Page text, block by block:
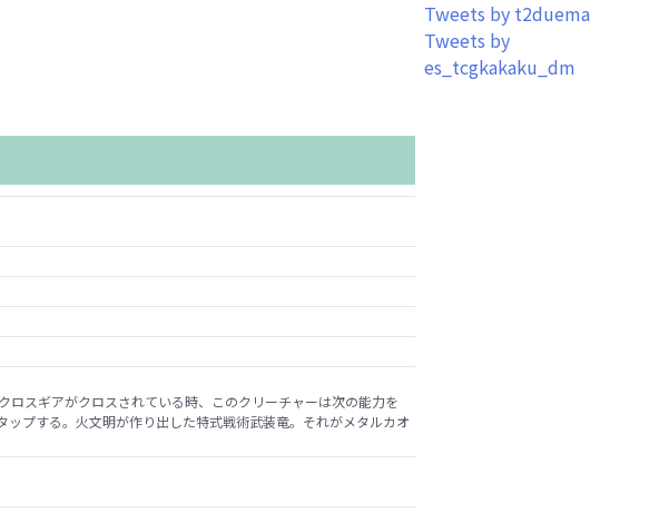
スギアがクロスされている時、このクリーチャーは次の能力を
プする。火文明が作り出した特式戦術武装竜。それがメタルカオ
Tweets by t2duema
Tweets by
es_tcgkakaku_dm